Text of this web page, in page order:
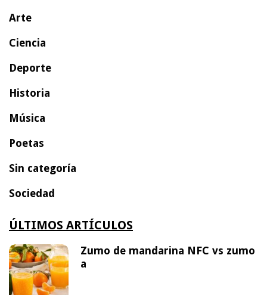
Arte
Ciencia
Deporte
Historia
Música
Poetas
Sin categoría
Sociedad
ÚLTIMOS ARTÍCULOS
Zumo de mandarina NFC vs zumo
a